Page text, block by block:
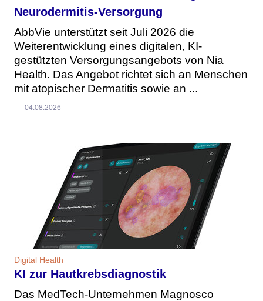
Neurodermitis-Versorgung
AbbVie unterstützt seit Juli 2026 die
Weiterentwicklung eines digitalen, KI-
gestützten Versorgungsangebots von Nia
Health. Das Angebot richtet sich an Menschen
mit atopischer Dermatitis sowie an ...
04.08.2026
Digital Health
KI zur Hautkrebsdiagnostik
Das MedTech-Unternehmen Magnosco